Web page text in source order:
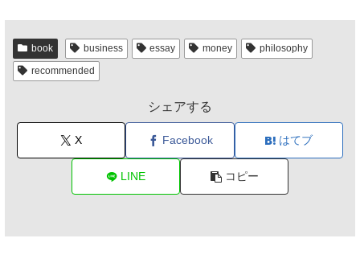
book business essay money
philosophy
recommended
シェアする
X Facebook はてブ
LINE コピー